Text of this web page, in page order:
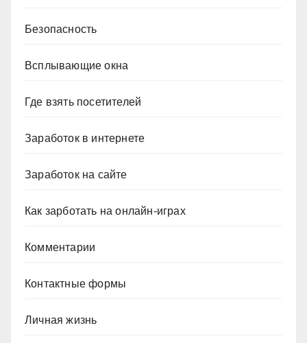
Безопасность
Всплывающие окна
Где взять посетителей
Заработок в интернете
Заработок на сайте
Как зарботать на онлайн-играх
Комментарии
Контактные формы
Личная жизнь